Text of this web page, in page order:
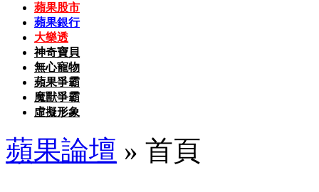
蘋果股市
蘋果銀行
大樂透
神奇寶貝
無心寵物
蘋果爭霸
魔獸爭霸
虛擬形象
蘋果論壇 » 首頁